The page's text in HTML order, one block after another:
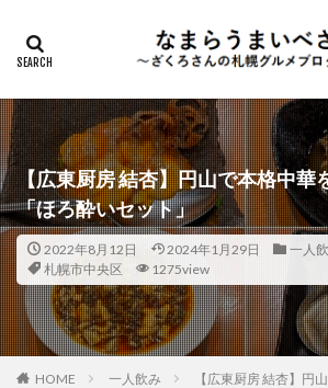
【広東厨房 結杏】円山で本格中華
「ほろ酔いセット」
2022年8月12日 2024年1月29日 一人
札幌市中央区
1275view
HOME 一人飲み 【広東厨房 結杏】円